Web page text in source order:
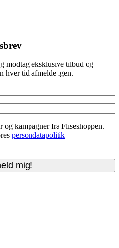
modtag eksklusive tilbud og
hver tid afmelde igen.
og kampagner fra Fliseshoppen.
persondatapolitik